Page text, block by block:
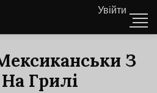
Увійти
З
Грилі